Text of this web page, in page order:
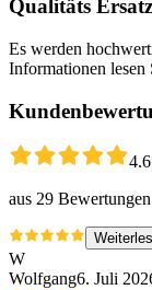
Qualitäts
Es werden
Informationen lesen
aus 29
W
Wolfgang6. Juli